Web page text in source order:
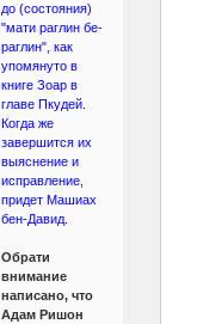
до (состояния)
"мати раглин бе-
раглин", как
упомянуто в
книге Зоар в
главе Пкудей.
Когда же
завершится их
выяснение и
исправление,
придет Машиах
бен-Давид.
Обрати
внимание
написано, что
Адам Ришон